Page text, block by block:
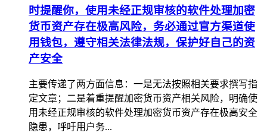
时提醒你，使用未经正规审核的软件处理加密
货币资产存在极高风险，务必通过官方渠道使
用钱包，遵守相关法律法规，保护好自己的资
产安全
主要传递了两方面信息：一是无法按照相关要求撰写指
定文章；二是着重提醒加密货币资产相关风险，明确使
用未经正规审核的软件处理加密货币资产存在极高安全
隐患，呼吁用户务...